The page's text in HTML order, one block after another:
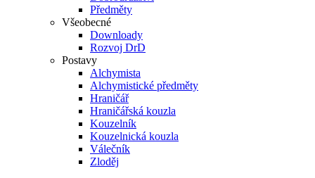
Předměty
Všeobecné
Downloady
Rozvoj DrD
Postavy
Alchymista
Alchymistické předměty
Hraničář
Hraničářská kouzla
Kouzelník
Kouzelnická kouzla
Válečník
Zloděj